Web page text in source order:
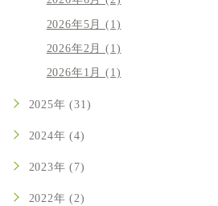
2026年5月 (1)
2026年2月 (1)
2026年1月 (1)
2025年 (31)
2024年 (4)
2023年 (7)
2022年 (2)